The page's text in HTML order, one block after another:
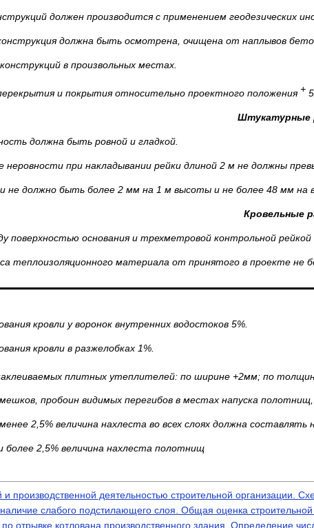
должен производится с применением геодезических
должна быть осмотрена, очищена от наплывов
в произвольных местах.
и покрытия относительно проектного положения+
Штукатурные
должна быть ровной и гладкой.
неровности при накладывании рейки длиной 2 м не должны
не должно быть более 2 мм на 1 м высоты и не более 48 мм на
Кровельные
поверхностью основания и трехметровой контрольной
теплоизоляционного материала от принятого в проекте не
кровли у воронок внутренних водостоков 5%.
кровли в разжелобках 1%.
плитных утеплителей: по ширине +2мм; по
пробоин видимых перегибов в местах напуска
2,5% величина нахлеста во всех слоях должна составлять
более 2,5% величина нахлеста полотнищ
производственной деятельностью строительной организации.
слабого подстилающего слоя. Общая оценка
отрывке котлована производственного здания. Определение